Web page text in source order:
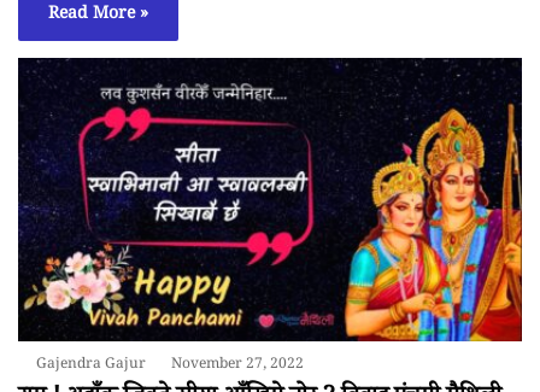
Read More »
Gajendra Gajur November 27, 2022